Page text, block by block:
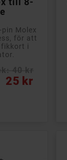
Molex
för att
i
25 kr